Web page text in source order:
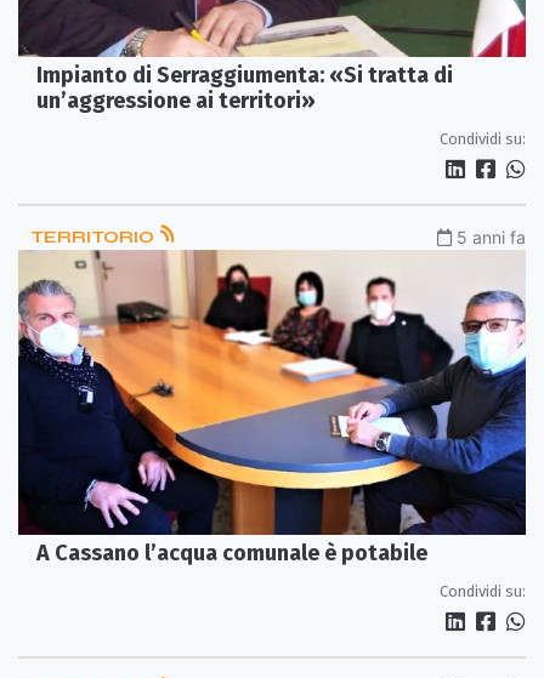
Impianto di Serraggiumenta: «Si tratta di
un’aggressione ai territori»
Condividi su:
TERRITORIO 5 anni fa
A Cassano l’acqua comunale è potabile
Condividi su: